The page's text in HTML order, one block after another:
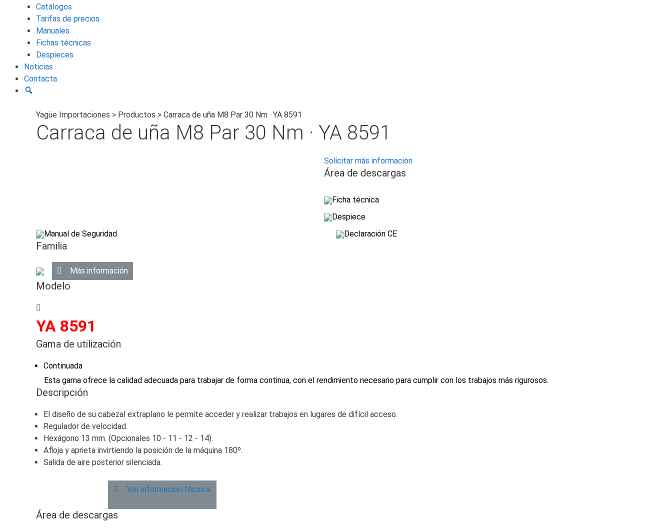
Catálogos
Tarifas de precios
Manuales
Fichas técnicas
Despieces
Noticias
Contacta
Yagüe Importaciones > Productos > Carraca de uña M8 Par 30 Nm · YA 8591
Carraca de uña M8 Par 30 Nm · YA 8591
Solicitar más información
Área de descargas
Ficha técnica
Despiece
Manual de Seguridad
Declaración CE
Familia
Más información
Modelo
YA 8591
Gama de utilización
Continuada
Esta gama ofrece la calidad adecuada para trabajar de forma continua, con el rendimiento necesario para cumplir con los trabajos más rigurosos.
Descripción
El diseño de su cabezal extraplano le permite acceder y realizar trabajos en lugares de difícil acceso.
Regulador de velocidad.
Hexágono 13 mm. (Opcionales 10 - 11 - 12 - 14).
Afloja y aprieta invirtiendo la posición de la máquina 180º.
Salida de aire posterior silenciada.
Ver información técnica
Área de descargas